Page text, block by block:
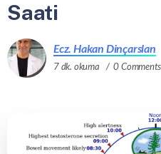
Saati
Ecz. Hakan Dinçarslan
7 dk. okuma 0 Comments